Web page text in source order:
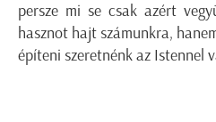
persze mi se csak azért
hasznot hajt számunkra,
építeni szeretnénk az Istennel